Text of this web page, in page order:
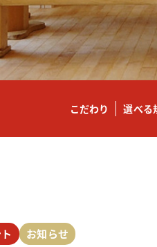
こだわり 選べる
お知らせ